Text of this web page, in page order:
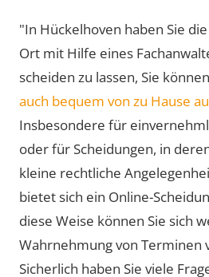
"In Hückelhoven haben Sie
Ort mit Hilfe eines
scheiden zu lassen, Sie
auch bequem von zu Hause
Insbesondere für
oder für Scheidungen, in
kleine rechtliche
bietet sich ein Online-
diese Weise können Sie sich
Wahrnehmung von Terminen
Sicherlich haben Sie viele